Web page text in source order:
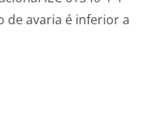
de avaria é inferior a